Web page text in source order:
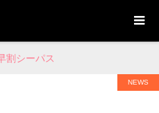
割シーパス
NEWS